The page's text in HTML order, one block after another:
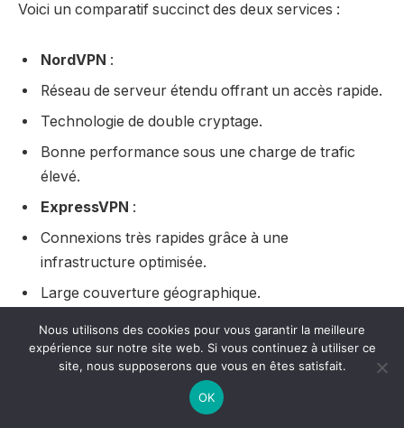
Voici un comparatif succinct des deux services :
NordVPN :
Réseau de serveur étendu offrant un accès rapide.
Technologie de double cryptage.
Bonne performance sous une charge de trafic
élevé.
ExpressVPN :
Connexions très rapides grâce à une
infrastructure optimisée.
Large couverture géographique.
Stabilité supérieure, même dans des zones à faible
réseau.
Réseau de serveur étendu offrant un accès rapide.
Nous utilisons des cookies pour vous garantir la meilleure
expérience sur notre site web. Si vous continuez à utiliser ce
site, nous supposerons que vous en êtes satisfait.
OK